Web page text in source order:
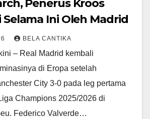
Penerus Kroos
Selama Ini Oleh Madrid
BELA CANTIKA
– Real Madrid kembali
di Eropa setelah
City 3-0 pada leg pertama
Champions 2025/2026 di
Federico Valverde…